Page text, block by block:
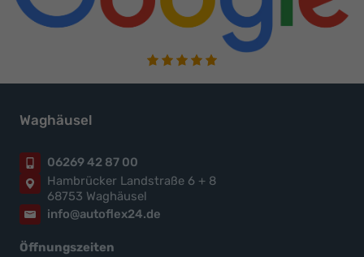
Waghäusel
06269 42 87 00
Hambrücker Landstraße 6 + 8
68753 Waghäusel
info@autoflex24.de
Öffnungszeiten